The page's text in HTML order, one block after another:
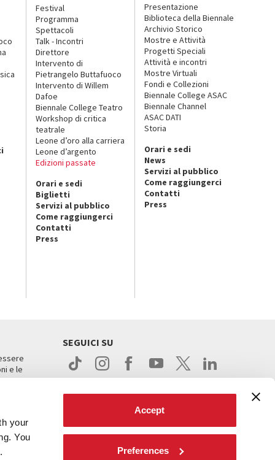
your
You
Accept
Preferences
Festival
Programma
Spettacoli
Talk - Incontri
Direttore
Intervento di
Pietrangelo Buttafuoco
Intervento di Willem
Dafoe
Biennale College Teatro
Workshop di critica
teatrale
Leone d’oro alla carriera
Leone d’argento
Edizioni passate
Orari e sedi
Biglietti
Servizi al pubblico
Come raggiungerci
Contatti
Press
Presentazione
Biblioteca della Biennale
Archivio Storico
Mostre e Attività
Progetti Speciali
Attività e incontri
Mostre Virtuali
Fondi e Collezioni
Biennale College ASAC
Biennale Channel
ASAC DATI
Storia
Orari e sedi
News
Servizi al pubblico
Come raggiungerci
Contatti
Press
e le
SEGUICI SU